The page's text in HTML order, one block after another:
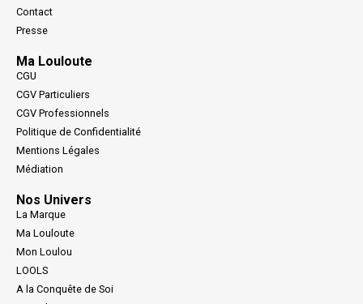
Contact
Presse
Ma Louloute
CGU
CGV Particuliers
CGV Professionnels
Politique de Confidentialité
Mentions Légales
Médiation
Nos Univers
La Marque
Ma Louloute
Mon Loulou
LOOLS
A la Conquête de Soi